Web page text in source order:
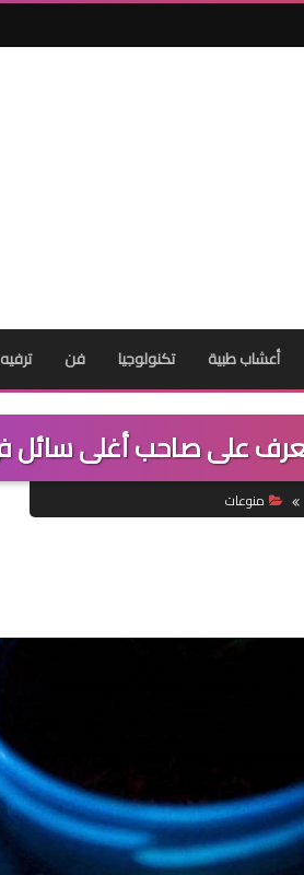
أعشاب طبية تكنولوجيا فن ترفيه
منوعات